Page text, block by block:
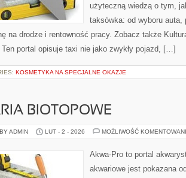
użyteczną wiedzą o tym,
taksówka: od wyboru
na drodze i rentowność pracy. Zobacz także
portal opisuje taxi nie jako zwykły pojazd, […]
KOSMETYKA NA SPECJALNE OKAZJE
BIOTOPOWE
ADMIN LUT - 2 - 2026 MOŻLIWOŚĆ
Akwa-Pro to portal
akwariowe jest pokazana